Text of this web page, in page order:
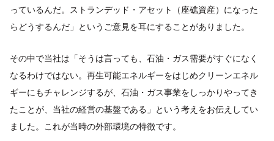
っているんだ。ストランデッド・アセット（座礁資産）になった
らどうするんだ」というご意見を耳にすることがありました。
その中で当社は「そうは言っても、石油・ガス需要がすぐになく
なるわけではない。再生可能エネルギーをはじめクリーンエネル
ギーにもチャレンジするが、石油・ガス事業をしっかりやってき
たことが、当社の経営の基盤である」という考えをお伝えしてい
ました。これが当時の外部環境の特徴です。